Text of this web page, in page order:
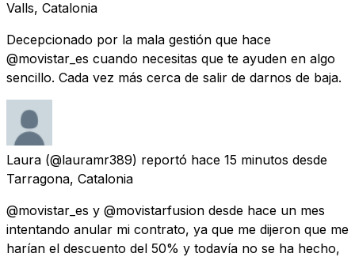
Valls, Catalonia
Decepcionado por la mala gestión que hace
@movistar_es cuando necesitas que te ayuden en algo
sencillo. Cada vez más cerca de salir de darnos de baja.
Laura (@lauramr389) reportó hace 15 minutos desde
Tarragona, Catalonia
@movistar_es y @movistarfusion desde hace un mes
intentando anular mi contrato, ya que me dijeron que me
harían el descuento del 50% y todavía no se ha hecho,